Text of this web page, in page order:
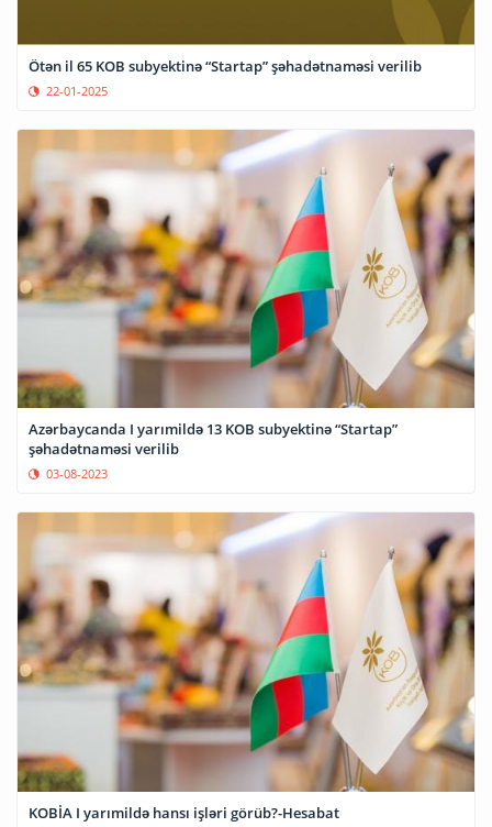
Ötən il 65 KOB subyektinə “Startap” şəhadətnaməsi verilib
22-01-2025
Azərbaycanda I yarımildə 13 KOB subyektinə “Startap”
şəhadətnaməsi verilib
03-08-2023
KOBİA I yarımildə hansı işləri görüb?-Hesabat